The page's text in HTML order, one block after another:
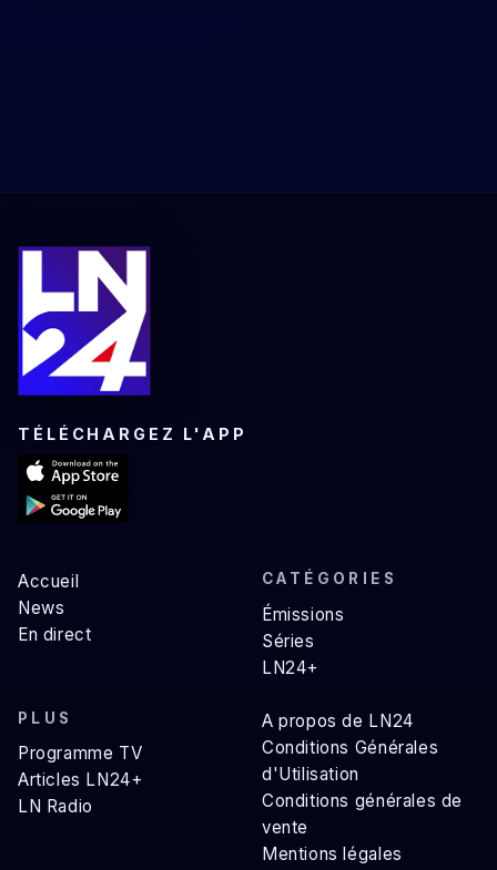
TÉLÉCHARGEZ L'APP
Accueil
News
En direct
CATÉGORIES
Émissions
Séries
LN24+
PLUS
Programme TV
Articles LN24+
LN Radio
A propos de LN24
Conditions Générales
d'Utilisation
Conditions générales de
vente
Mentions légales